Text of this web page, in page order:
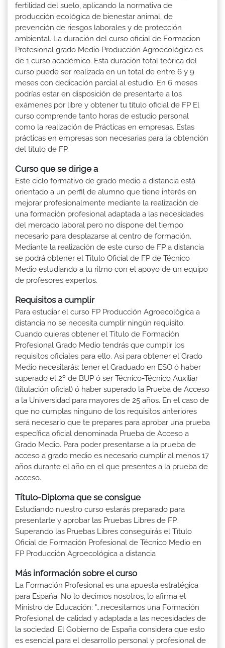
fertilidad del suelo, aplicando la normativa de
producción ecológica de bienestar animal, de
prevención de riesgos laborales y de protección
ambiental. La duración del curso oficial de Formacion
Profesional grado Medio Producción Agroecológica es
de 1 curso académico. Esta duración total teórica del
curso puede ser realizada en un total de entre 6 y 9
meses con dedicación parcial al estudio. En 6 meses
podrías estar en disposición de presentarte a los
exámenes por libre y obtener tu título oficial de FP El
curso comprende tanto horas de estudio personal
como la realización de Prácticas en empresas. Estas
prácticas en empresas son necesarias para la obtención
del título de FP.
Curso que se dirige a
Este ciclo formativo de grado medio a distancia está
orientado a un perfil de alumno que tiene interés en
mejorar profesionalmente mediante la realización de
una formación profesional adaptada a las necesidades
del mercado laboral pero no dispone del tiempo
necesario para desplazarse al centro de formación.
Mediante la realización de este curso de FP a distancia
se podrá obtener el Titulo Oficial de FP de Técnico
Medio estudiando a tu ritmo con el apoyo de un equipo
de profesores expertos.
Requisitos a cumplir
Para estudiar el curso FP Producción Agroecológica a
distancia no se necesita cumplir ningún requisito.
Cuando quieras obtener el Titulo de Formación
Profesional Grado Medio tendrás que cumplir los
requisitos oficiales para ello. Así para obtener el Grado
Medio necesitarás: tener el Graduado en ESO ó haber
superado el 2º de BUP ó ser Técnico-Técnico Auxiliar
(titulación oficial) ó haber superado la Prueba de Acceso
a la Universidad para mayores de 25 años. En el caso de
que no cumplas ninguno de los requisitos anteriores
será necesario que te prepares para aprobar una prueba
específica oficial denominada Prueba de Acceso a
Grado Medio. Para poder presentarse a la prueba de
acceso a grado medio es necesario cumplir al menos 17
años durante el año en el que presentes a la prueba de
acceso.
Título-Diploma que se consigue
Estudiando nuestro curso estarás preparado para
presentarte y aprobar las Pruebas Libres de FP.
Superando las Pruebas Libres conseguirás el Título
Oficial de Formación Profesional de Técnico Medio en
FP Producción Agroecológica a distancia
Más información sobre el curso
La Formación Profesional es una apuesta estratégica
para España. No lo decimos nosotros, lo afirma el
Ministro de Educación: "...necesitamos una Formación
Profesional de calidad y adaptada a las necesidades de
la sociedad. El Gobierno de España considera que esto
es esencial para el desarrollo personal y profesional de